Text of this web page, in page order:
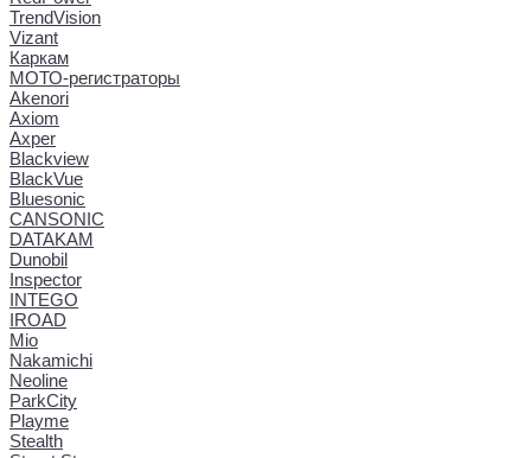
TrendVision
Vizant
Каркам
МОТО-регистраторы
Akenori
Axiom
Axper
Blackview
BlackVue
Bluesonic
CANSONIC
DATAKAM
Dunobil
Inspector
INTEGO
IROAD
Mio
Nakamichi
Neoline
ParkCity
Playme
Stealth